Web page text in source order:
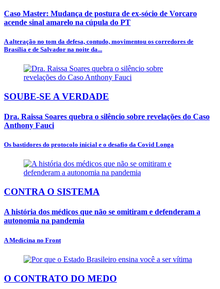
Caso Master: Mudança de postura de ex-sócio de Vorcaro
acende sinal amarelo na cúpula do PT
A alteração no tom da defesa, contudo, movimentou os corredores de
Brasília e de Salvador na noite da...
SOUBE-SE A VERDADE
Dra. Raissa Soares quebra o silêncio sobre revelações do Caso
Anthony Fauci
Os bastidores do protocolo inicial e o desafio da Covid Longa
CONTRA O SISTEMA
A história dos médicos que não se omitiram e defenderam a
autonomia na pandemia
A Medicina no Front
O CONTRATO DO MEDO